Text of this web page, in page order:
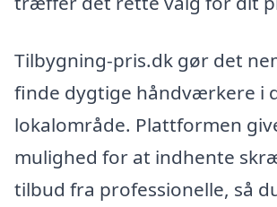
Tilbygning-pris.dk gør det
finde dygtige håndværkere i
lokalområde. Plattformen
mulighed for at indhente
tilbud fra professionelle, så